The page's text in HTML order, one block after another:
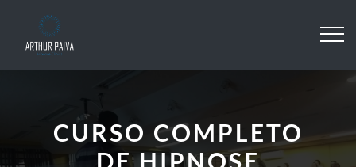
CURSO COMPLETO
DE HIPNOSE